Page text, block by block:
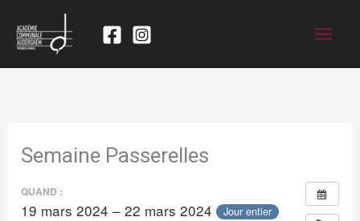
Semaine Passerelles
QUAND :
19 mars 2024 – 22 mars 2024 Jour entier